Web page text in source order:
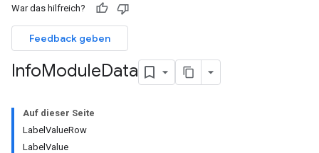
War das hilfreich?
Feedback geben
InfoModuleData
Auf dieser Seite
LabelValueRow
LabelValue